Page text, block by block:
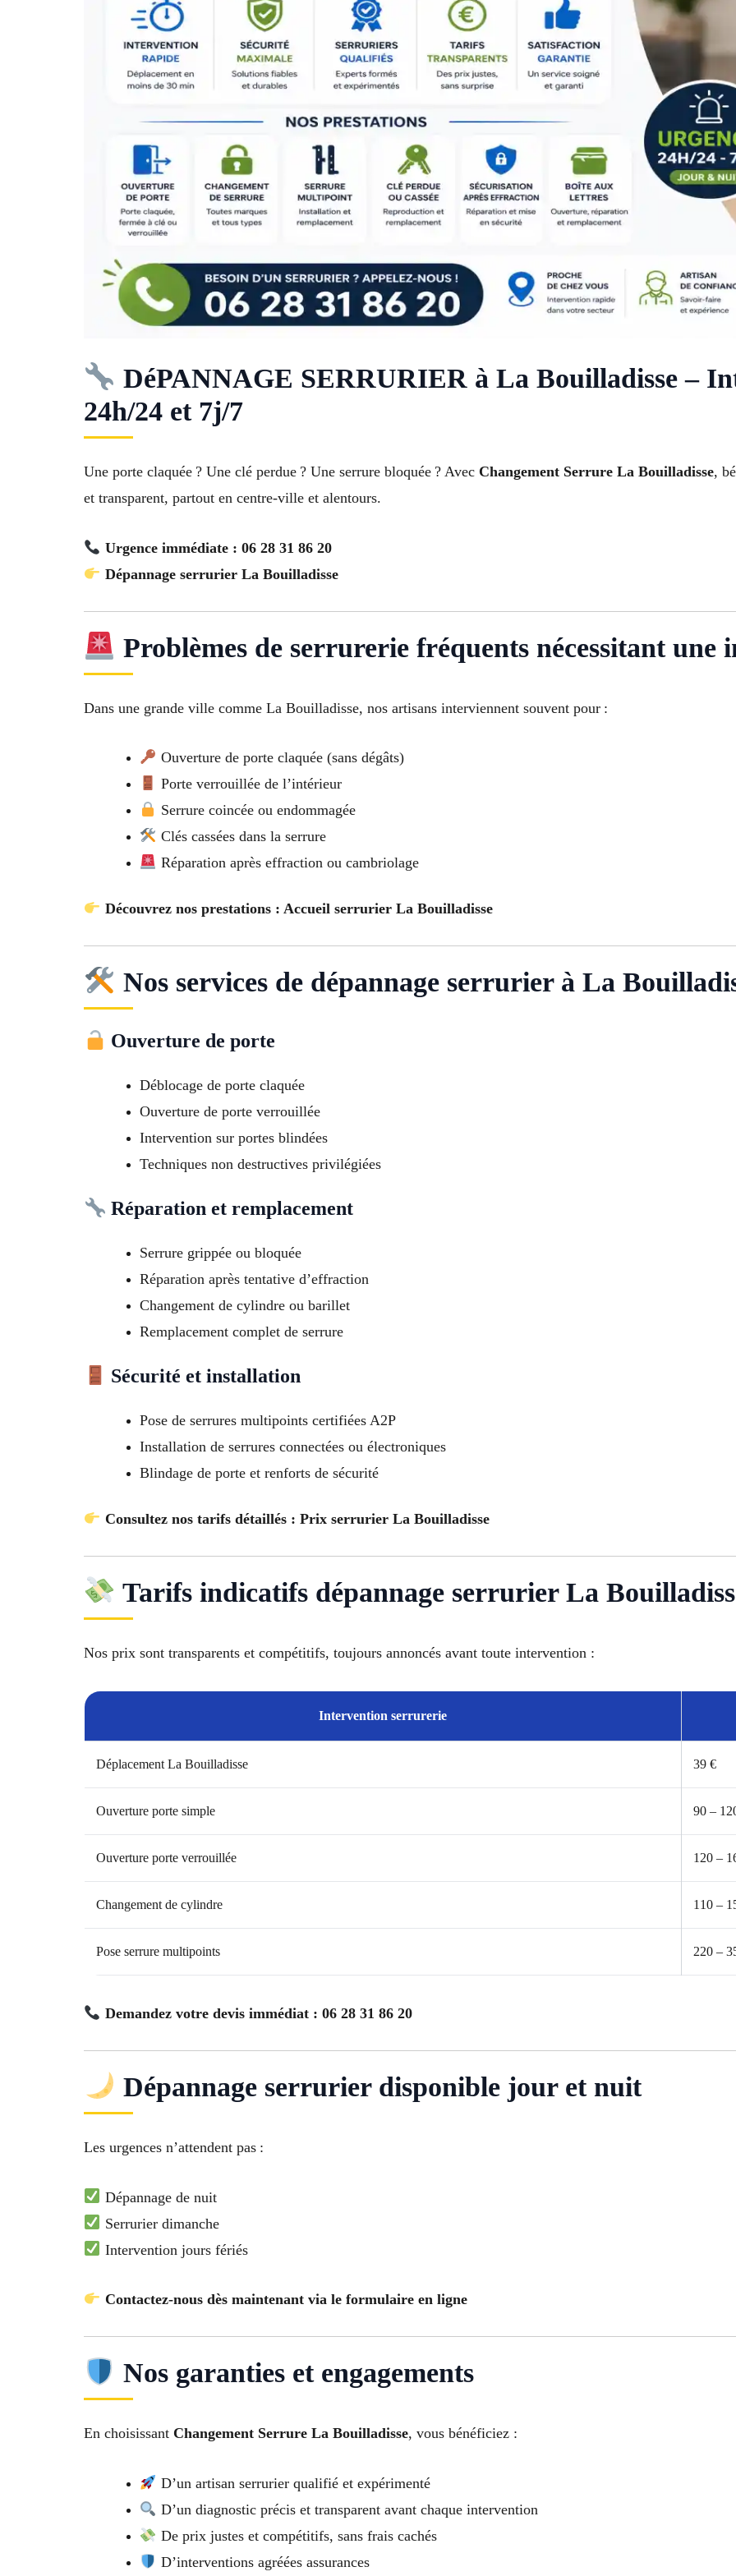
DéPANNAGE SERRURIER à La Bouilladisse –
24h/24 et 7j/7
Une porte claquée ? Une clé perdue ? Une serrure bloquée ? Avec Changement Serrure La Bouilladisse,
et transparent, partout en centre-ville et alentours.
Urgence immédiate : 06 28 31 86 20
Dépannage serrurier La Bouilladisse
Problèmes de serrurerie fréquents nécessitant une
Dans une grande ville comme La Bouilladisse, nos artisans interviennent souvent pour :
Ouverture de porte claquée (sans dégâts)
Porte verrouillée de l’intérieur
Serrure coincée ou endommagée
Clés cassées dans la serrure
Réparation après effraction ou cambriolage
Découvrez nos prestations : Accueil serrurier La Bouilladisse
Nos services de dépannage serrurier à La
Ouverture de porte
Déblocage de porte claquée
Ouverture de porte verrouillée
Intervention sur portes blindées
Techniques non destructives privilégiées
Réparation et remplacement
Serrure grippée ou bloquée
Réparation après tentative d’effraction
Changement de cylindre ou barillet
Remplacement complet de serrure
Sécurité et installation
Pose de serrures multipoints certifiées A2P
Installation de serrures connectées ou électroniques
Blindage de porte et renforts de sécurité
Consultez nos tarifs détaillés : Prix serrurier La Bouilladisse
Tarifs indicatifs dépannage serrurier La
Nos prix sont transparents et compétitifs, toujours annoncés avant toute intervention :
Intervention serrurerie
Déplacement La Bouilladisse 39 €
Ouverture porte simple 90 –
Ouverture porte verrouillée 120 –
Changement de cylindre 110 –
Pose serrure multipoints 220 –
Demandez votre devis immédiat : 06 28 31 86 20
Dépannage serrurier disponible jour et nuit
Les urgences n’attendent pas :
Dépannage de nuit
Serrurier dimanche
Intervention jours fériés
Contactez-nous dès maintenant via le formulaire en ligne
Nos garanties et engagements
En choisissant Changement Serrure La Bouilladisse, vous bénéficiez :
D’un artisan serrurier qualifié et expérimenté
D’un diagnostic précis et transparent avant chaque intervention
De prix justes et compétitifs, sans frais cachés
D’interventions agréées assurances